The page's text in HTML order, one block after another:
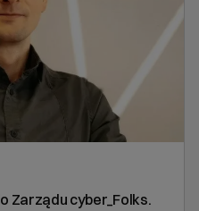
Zarządu cyber_Folks.